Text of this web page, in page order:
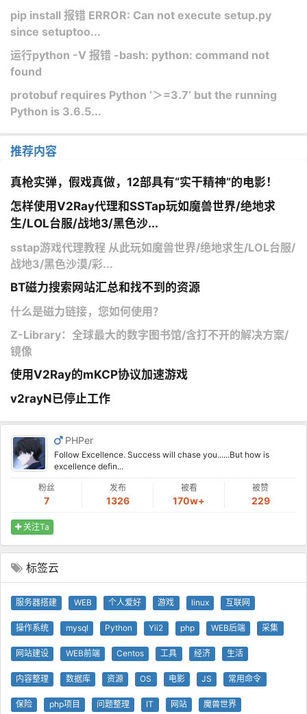
pip install​ 报错 ERROR: Can not execute setup.py
since setuptoo...
运行python -V 报错 -bash: python: command not
found
protobuf requires Python ‘＞=3.7‘ but the running
Python is 3.6.5...
推荐内容
真枪实弹，假戏真做，12部具有“实干精神”的电影！
怎样使用V2Ray代理和SSTap玩如魔兽世界/绝地求
生/LOL台服/战地3/黑色沙...
sstap游戏代理教程 从此玩如魔兽世界/绝地求生/LOL台服/
战地3/黑色沙漠/彩...
BT磁力搜索网站汇总和找不到的资源
什么是磁力链接，您如何使用？
Z-Library：全球最大的数字图书馆/含打不开的解决方案/
镜像
使用V2Ray的mKCP协议加速游戏
v2rayN已停止工作
PHPer
Follow Excellence. Success will chase you......But how is
excellence defin...
粉丝
7
发布
1326
被看
170w+
被赞
229
关注Ta
标签云
服务器搭建 WEB 个人爱好 游戏 linux 互联网
操作系统 mysql Python Yii2 php WEB后端 采集
网站建设 WEB前端 Centos 工具 经济 生活
内容整理 数据库 资源 OS 电影 JS 常用命令
保险 php项目 问题整理 IT 网站 魔兽世界